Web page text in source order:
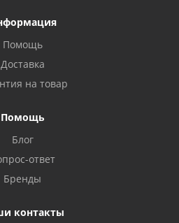
Помощь
Доставка
на товар
Помощь
Блог
ответ
Бренды
контакты